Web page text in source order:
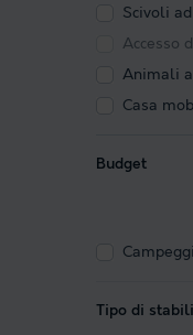
Scivoli
Accesso
Animali
Casa
Budget
Tipo di